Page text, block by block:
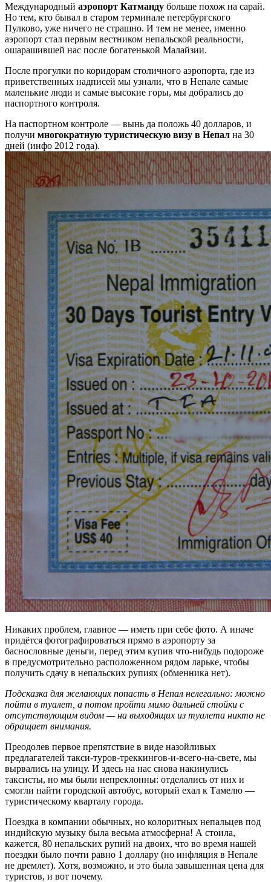
Международный аэропорт Катманду больше похож на сарай.
Но тем, кто бывал в старом терминале петербургского
Пулково, уже ничего не страшно. И тем не менее, именно
аэропорт стал первым вестником непальской реальности,
ошарашившей нас после богатенькой Малайзии.
После прогулки по коридорам столичного аэропорта, где из
приветственных надписей мы узнали, что в Непале самые
маленькие люди и самые высокие горы, мы добрались до
паспортного контроля.
На паспортном контроле — вынь да положь 40 долларов, и
получи многократную туристическую визу в Непал на 30
дней (инфо 2012 года).
Никаких проблем, главное — иметь при себе фото. А иначе
придётся фотографироваться прямо в аэропорту за
баснословные деньги, перед этим купив что-нибудь подороже
в предусмотрительно расположенном рядом ларьке, чтобы
получить сдачу в непальских рупиях (обменника нет).
Подсказка для желающих попасть в Непал нелегально: можно
пойти в туалет, а потом пройти мимо дальней стойки с
отсутствующим видом — на выходящих из туалета никто не
обращает внимания.
Преодолев первое препятствие в виде назойливых
предлагателей такси-туров-треккингов-и-всего-на-свете, мы
вырвались на улицу. И здесь на нас снова накинулись
таксисты, но мы были непреклонны: отделались от них и
смогли найти городской автобус, который ехал к Тамелю —
туристическому кварталу города.
Поездка в компании обычных, но колоритных непальцев под
индийскую музыку была весьма атмосферна! А стоила,
кажется, 80 непальских рупий на двоих, что во время нашей
поездки было почти равно 1 доллару (но инфляция в Непале
не дремлет). Хотя, возможно, и это была завышенная цена для
туристов, и вот почему.